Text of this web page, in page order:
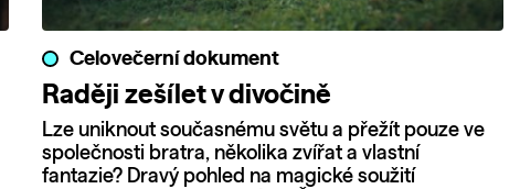
Celovečerní dokument
Raději zešílet v divočině
Lze uniknout současnému světu a přežít pouze ve
společnosti bratra, několika zvířat a vlastní
fantazie? Dravý pohled na magické soužití